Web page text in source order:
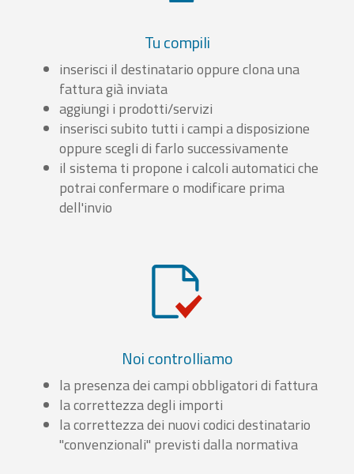
Tu compili
inserisci il destinatario oppure clona una
fattura già inviata
aggiungi i prodotti/servizi
inserisci subito tutti i campi a disposizione
oppure scegli di farlo successivamente
il sistema ti propone i calcoli automatici che
potrai confermare o modificare prima
dell'invio
Noi controlliamo
la presenza dei campi obbligatori di fattura
la correttezza degli importi
la correttezza dei nuovi codici destinatario
"convenzionali" previsti dalla normativa